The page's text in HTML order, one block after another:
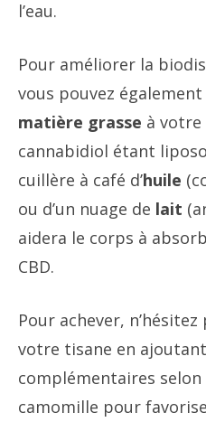
l’eau.
Pour améliorer la
vous pouvez également
matière grasse à votre
cannabidiol étant
cuillère à café d’huile
ou d’un nuage de lait
aidera le corps à
CBD.
Pour achever,
votre tisane en
complémentaires
camomille pour